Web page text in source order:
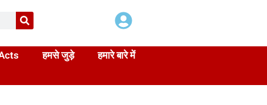
हमसे जुड़े हमारे बारे में